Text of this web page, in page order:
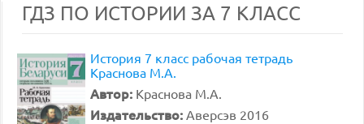
ГДЗ ПО ИСТОРИИ ЗА 7 КЛАСС
История 7 класс рабочая тетрадь
Краснова М.А.
Автор: Краснова М.А.
Издательство: Аверсэв 2016